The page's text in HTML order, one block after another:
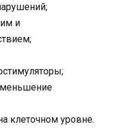
и
клеточном уровне.